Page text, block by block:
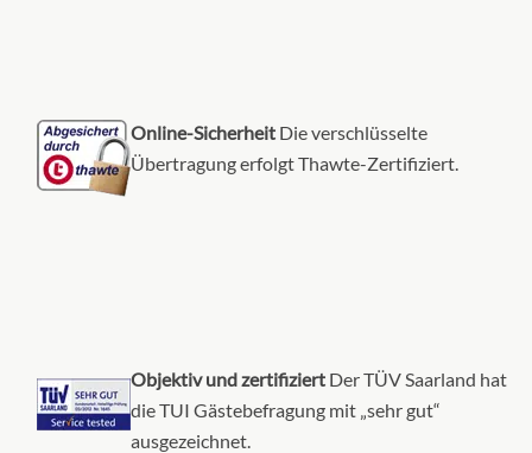
Online-Sicherheit Die verschlüsselte
Übertragung erfolgt Thawte-Zertifiziert.
Objektiv und zertifiziert Der TÜV Saarland hat
die TUI Gästebefragung mit „sehr gut“
ausgezeichnet.